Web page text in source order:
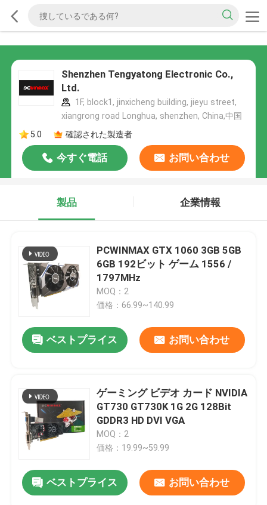
Shenzhen Tengyatong Electronic Co.,
Ltd.
1F, block1, jinxicheng building, jieyu street,
xiangrong road Longhua, shenzhen, China,中国
5.0
確認された製造者
今すぐ電話 お問い合わせ
製品 企業情報
PCWINMAX GTX 1060 3GB 5GB
6GB 192ビット ゲーム 1556 /
1797MHz
MOQ：2
価格：66.99~140.99
ベストプライス お問い合わせ
ゲーミング ビデオ カード NVIDIA
GT730 GT730K 1G 2G 128Bit
GDDR3 HD DVI VGA
MOQ：2
価格：19.99~59.99
ベストプライス お問い合わせ